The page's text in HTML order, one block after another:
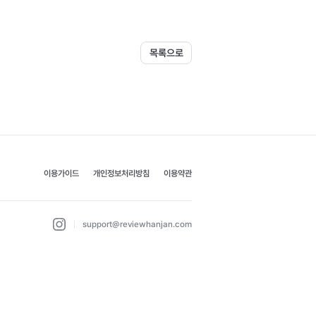
목록으로
이용가이드 개인정보처리방침 이용약관
support@reviewhanjan.com